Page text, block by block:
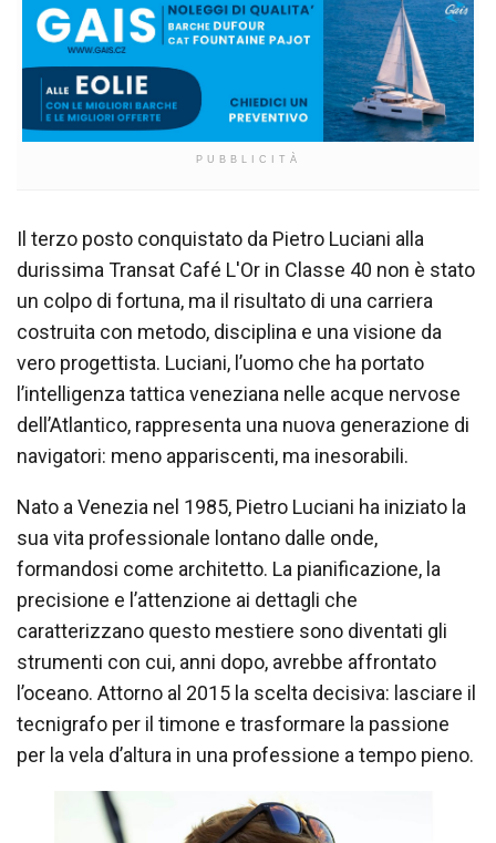
PUBBLICITÀ
Il terzo posto conquistato da Pietro Luciani alla
durissima Transat Café L'Or in Classe 40 non è stato
un colpo di fortuna, ma il risultato di una carriera
costruita con metodo, disciplina e una visione da
vero progettista. Luciani, l’uomo che ha portato
l’intelligenza tattica veneziana nelle acque nervose
dell’Atlantico, rappresenta una nuova generazione di
navigatori: meno appariscenti, ma inesorabili.
Nato a Venezia nel 1985, Pietro Luciani ha iniziato la
sua vita professionale lontano dalle onde,
formandosi come architetto. La pianificazione, la
precisione e l’attenzione ai dettagli che
caratterizzano questo mestiere sono diventati gli
strumenti con cui, anni dopo, avrebbe affrontato
l’oceano. Attorno al 2015 la scelta decisiva: lasciare il
tecnigrafo per il timone e trasformare la passione
per la vela d’altura in una professione a tempo pieno.